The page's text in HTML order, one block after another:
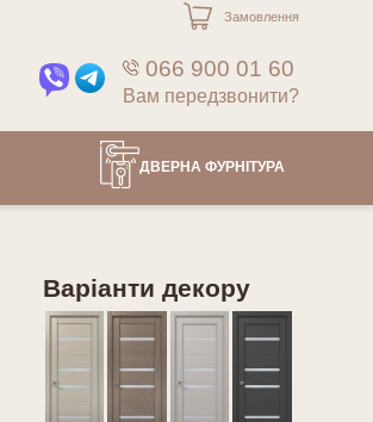
Замовлення
066 900 01 60
Вам передзвонити?
ДВЕРНА ФУРНІТУРА
Варіанти декору